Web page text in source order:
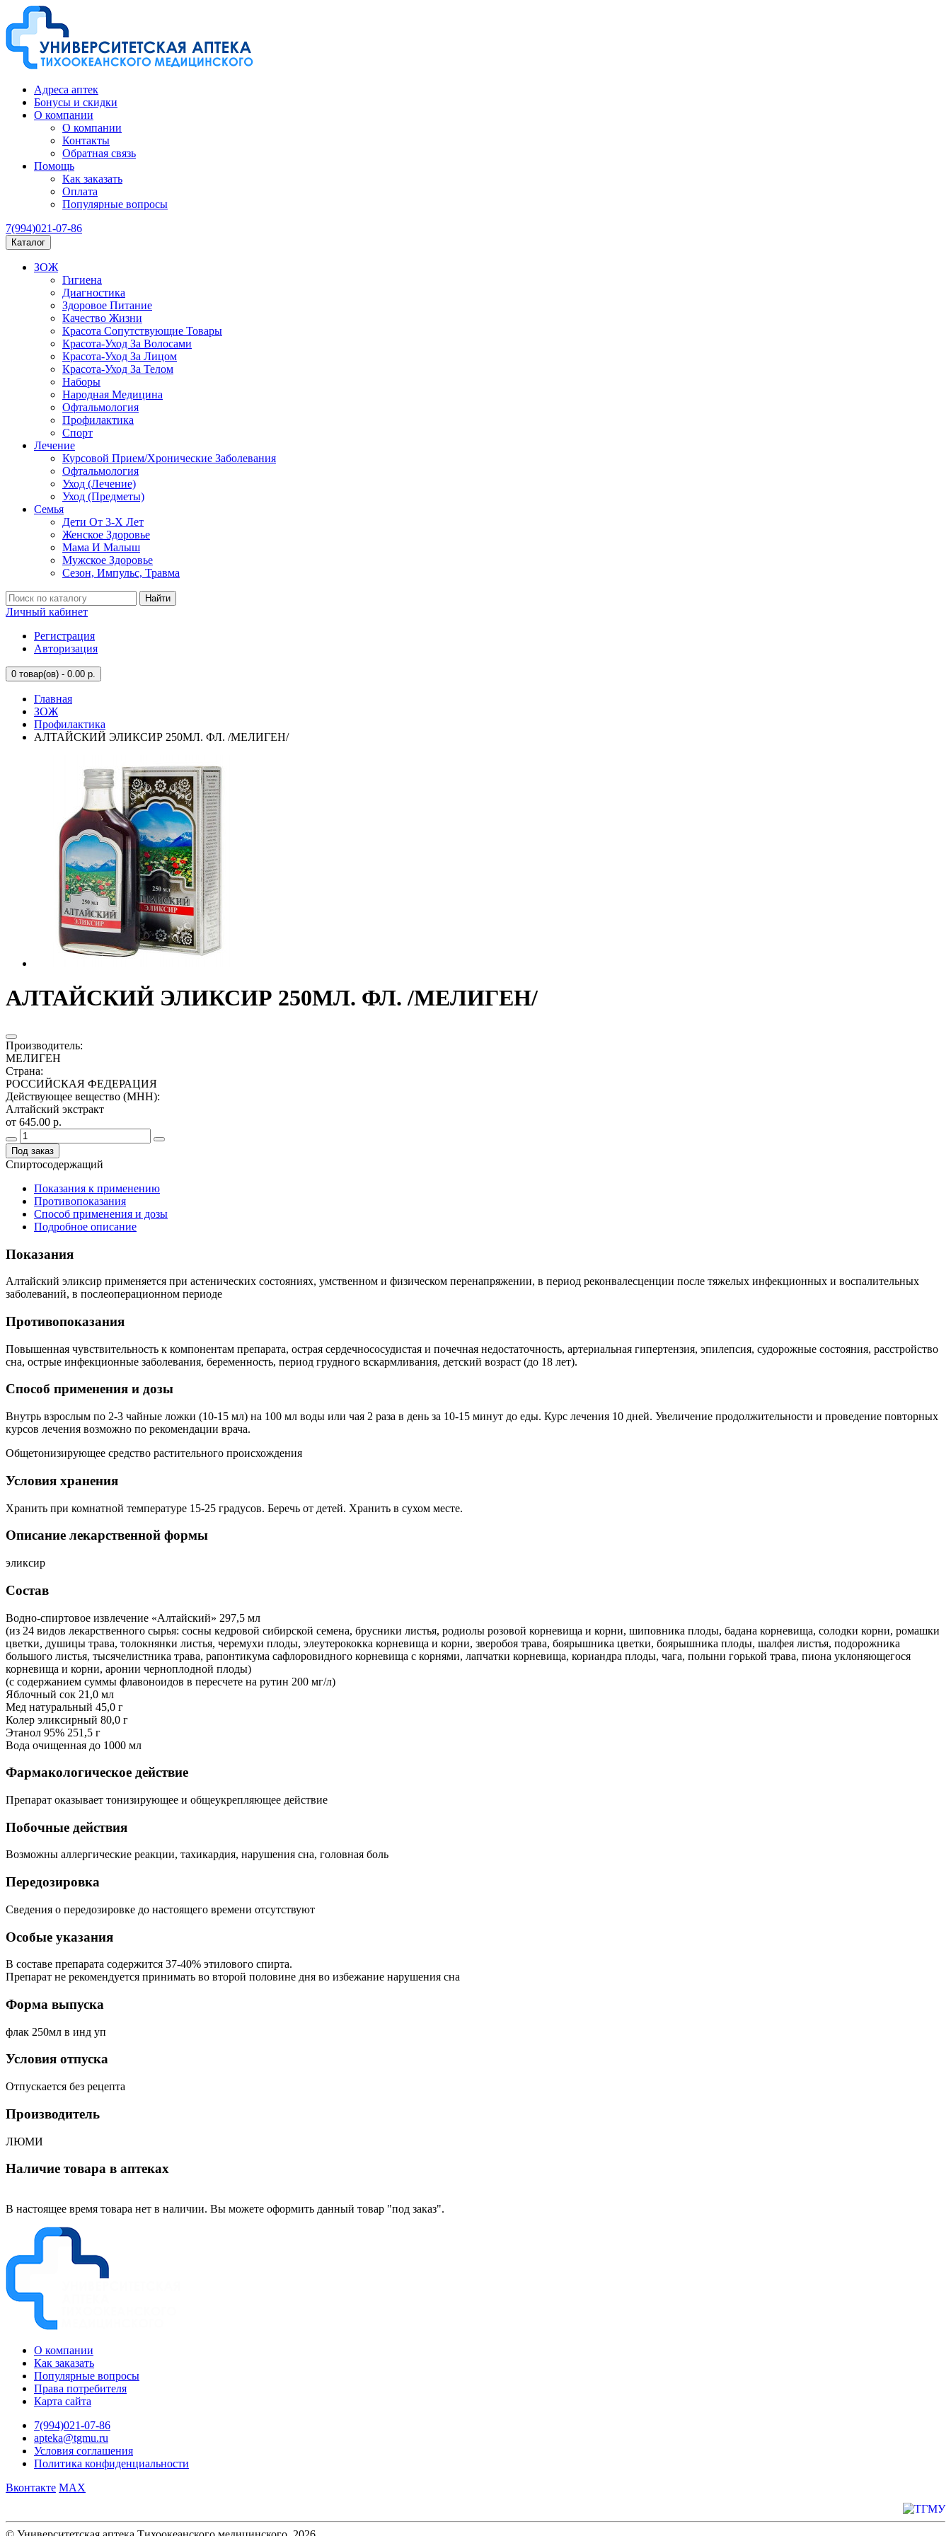
Адреса аптек
Бонусы и скидки
О компании
О компании
Контакты
Обратная связь
Помощь
Как заказать
Оплата
Популярные вопросы
7(994)021-07-86
Каталог
ЗОЖ
Гигиена
Диагностика
Здоровое Питание
Качество Жизни
Красота Сопутствующие Товары
Красота-Уход За Волосами
Красота-Уход За Лицом
Красота-Уход За Телом
Наборы
Народная Медицина
Офтальмология
Профилактика
Спорт
Лечение
Курсовой Прием/Хронические Заболевания
Офтальмология
Уход (Лечение)
Уход (Предметы)
Семья
Дети От 3-Х Лет
Женское Здоровье
Мама И Малыш
Мужское Здоровье
Сезон, Импульс, Травма
Найти
Личный кабинет
Регистрация
Авторизация
0 товар(ов) - 0.00 р.
Главная
ЗОЖ
Профилактика
АЛТАЙСКИЙ ЭЛИКСИР 250МЛ. ФЛ. /МЕЛИГЕН/
АЛТАЙСКИЙ ЭЛИКСИР 250МЛ. ФЛ. /МЕЛИГЕН/
Производитель:
МЕЛИГЕН
Страна:
РОССИЙСКАЯ ФЕДЕРАЦИЯ
Действующее вещество (МНН):
Алтайский экстракт
от 645.00 р.
Под заказ
Спиртосодержащий
Показания к применению
Противопоказания
Способ применения и дозы
Подробное описание
Показания
Алтайский эликсир применяется при астенических состояниях, умственном и физическом перенапряжении, в период реконвалесценции после тяжелых инфекционных и воспалительных
заболеваний, в послеоперационном периоде
Противопоказания
Повышенная чувствительность к компонентам препарата, острая сердечнососудистая и почечная недостаточность, артериальная гипертензия, эпилепсия, судорожные состояния, расстройство
сна, острые инфекционные заболевания, беременность, период грудного вскармливания, детский возраст (до 18 лет).
Способ применения и дозы
Внутрь взрослым по 2-3 чайные ложки (10-15 мл) на 100 мл воды или чая 2 раза в день за 10-15 минут до еды. Курс лечения 10 дней. Увеличение продолжительности и проведение повторных
курсов лечения возможно по рекомендации врача.
Общетонизирующее средство растительного происхождения
Условия хранения
Хранить при комнатной температуре 15-25 градусов. Беречь от детей. Хранить в сухом месте.
Описание лекарственной формы
эликсир
Состав
Водно-спиртовое извлечение «Алтайский» 297,5 мл
(из 24 видов лекарственного сырья: сосны кедровой сибирской семена, брусники листья, родиолы розовой корневища и корни, шиповника плоды, бадана корневища, солодки корни, ромашки
цветки, душицы трава, толокнянки листья, черемухи плоды, элеутерококка корневища и корни, зверобоя трава, боярышника цветки, боярышника плоды, шалфея листья, подорожника
большого листья, тысячелистника трава, рапонтикума сафлоровидного корневища с корнями, лапчатки корневища, кориандра плоды, чага, полыни горькой трава, пиона уклоняющегося
корневища и корни, аронии черноплодной плоды)
(с содержанием суммы флавоноидов в пересчете на рутин 200 мг/л)
Яблочный сок 21,0 мл
Мед натуральный 45,0 г
Колер эликсирный 80,0 г
Этанол 95% 251,5 г
Вода очищенная до 1000 мл
Фармакологическое действие
Препарат оказывает тонизирующее и общеукрепляющее действие
Побочные действия
Возможны аллергические реакции, тахикардия, нарушения сна, головная боль
Передозировка
Сведения о передозировке до настоящего времени отсутствуют
Особые указания
В составе препарата содержится 37-40% этилового спирта.
Препарат не рекомендуется принимать во второй половине дня во избежание нарушения сна
Форма выпуска
флак 250мл в инд уп
Условия отпуска
Отпускается без рецепта
Производитель
ЛЮМИ
Наличие товара в аптеках
В настоящее время товара нет в наличии. Вы можете оформить данный товар "под заказ".
О компании
Как заказать
Популярные вопросы
Права потребителя
Карта сайта
7(994)021-07-86
apteka@tgmu.ru
Условия соглашения
Политика конфиденциальности
Вконтакте MAX